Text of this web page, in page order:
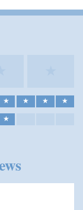
★ ★ ★ ★
★